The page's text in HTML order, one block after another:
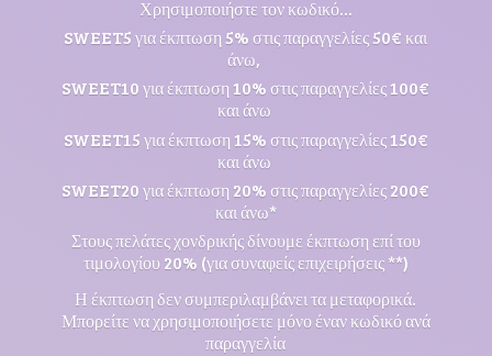
Χρησιμοποιήστε τον κωδικό...
SWEET5 για έκπτωση 5% στις παραγγελίες 50€ και
άνω,
SWEET10 για έκπτωση 10% στις παραγγελίες 100€
και άνω
SWEET15 για έκπτωση 15% στις παραγγελίες 150€
και άνω
SWEET20 για έκπτωση 20% στις παραγγελίες 200€
και άνω*
Στους πελάτες χονδρικής δίνουμε έκπτωση επί του
τιμολογίου 20% (για συναφείς επιχειρήσεις **)
Η έκπτωση δεν συμπεριλαμβάνει τα μεταφορικά.
Μπορείτε να χρησιμοποιήσετε μόνο έναν κωδικό ανά
παραγγελία